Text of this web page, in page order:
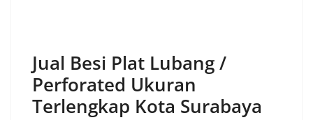
Jual Besi Plat Lubang /
Perforated Ukuran
Terlengkap Kota Surabaya